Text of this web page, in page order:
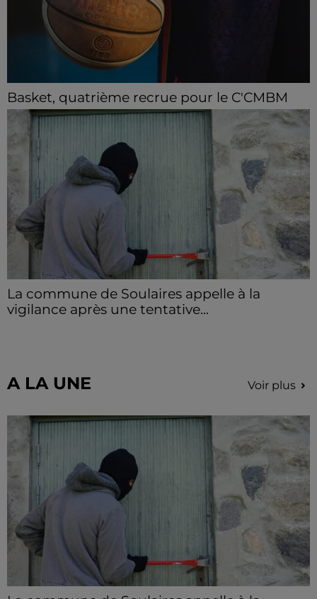
Basket, quatrième recrue pour le C'CMBM
Le club chartrain annonce l'arrivée de Jonathan
Mkamba en provenance de Pau.
La commune de Soulaires appelle à la
vigilance après une tentative...
A LA UNE Voir plus